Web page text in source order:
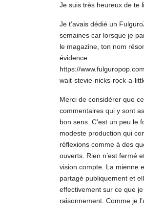
Je suis très heureux de te
Je t’avais dédié un
semaines car lorsque je
le magazine, ton nom
évidence :
https://
wait-stevie-nicks-rock-a-
Merci de considérer que
commentaires qui y sont
bon sens. C’est un peu le
modeste production qui
réflexions comme à des
ouverts. Rien n’est fermé
vision compte. La mienne
partagé publiquement et
effectivement sur ce que
raisonnement. Comme je